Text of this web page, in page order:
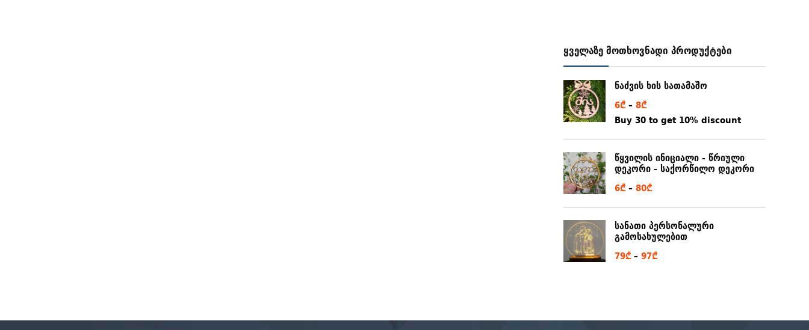
ყველაზე მოთხოვნადი პროდუქტები
ნაძვის ხის სათამაშო
6₾ – 8₾Price
range:
through
8₾
Buy 30 to get 10% discount
წყვილის ინიციალი - წრიული
დეკორი - საქორწილო დეკორი
6₾ – 80₾Price
6₾
through
80₾
სანათი პერსონალური
გამოსახულებით
79₾ – 97₾Price